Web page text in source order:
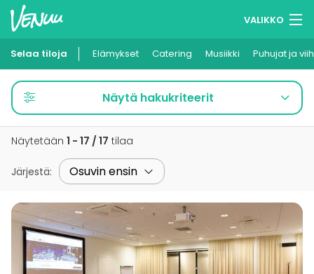
VALIKKO
Muistilistasi
Kirjaudu
Suomi
Selaa tiloja Elämykset Catering Musiikki Puhujat ja
Näytä hakukriteerit
Näytetään 1 - 17 / 17 tilaa
Järjestä: